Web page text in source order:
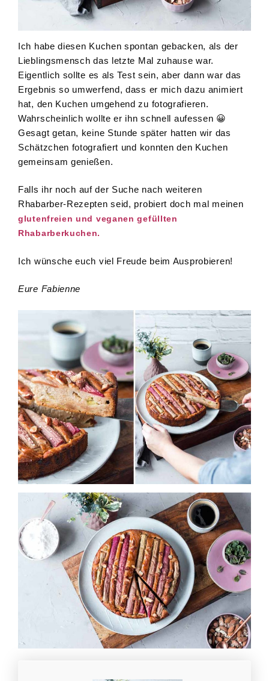
Ich habe diesen Kuchen spontan gebacken, als der
Lieblingsmensch das letzte Mal zuhause war.
Eigentlich sollte es als Test sein, aber dann war das
Ergebnis so umwerfend, dass er mich dazu animiert
hat, den Kuchen umgehend zu fotografieren.
Wahrscheinlich wollte er ihn schnell aufessen 😀
Gesagt getan, keine Stunde später hatten wir das
Schätzchen fotografiert und konnten den Kuchen
gemeinsam genießen.
Falls ihr noch auf der Suche nach weiteren
Rhabarber-Rezepten seid, probiert doch mal meinen
glutenfreien und veganen gefüllten
Rhabarberkuchen.
Ich wünsche euch viel Freude beim Ausprobieren!
Eure Fabienne